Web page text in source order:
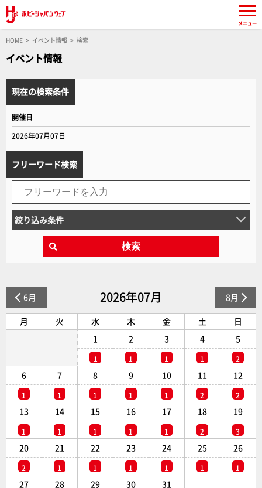
HOME イベント情報 検索
イベント情報
現在の検索条件
開催日
2026年07月07日
フリーワード検索
絞り込み条件
検索
6月 2026年07月 8月
月 火 水 木 金 土
日
1
1
2
1
3
1
4
1
5
2
6
1
7
1
8
1
9
1
10
1
11
2
12
2
13
1
14
1
15
1
16
1
17
1
18
2
19
3
20
2
21
1
22
1
23
1
24
1
25
1
26
1
27 28 29 30 31
メニュー